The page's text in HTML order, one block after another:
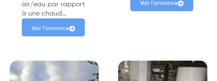
air/eau par rapport
à une chaud…
Voir l'annonce
Voir l'annonce